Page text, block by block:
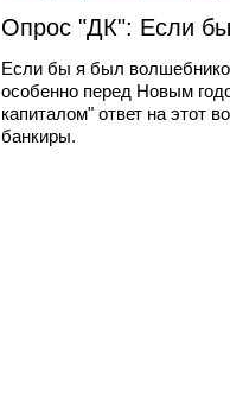
Опрос "ДК": Если
Если бы я был
особенно перед Новым
капиталом" ответ на этот
банкиры.